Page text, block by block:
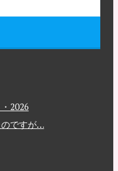
2026
のですが…